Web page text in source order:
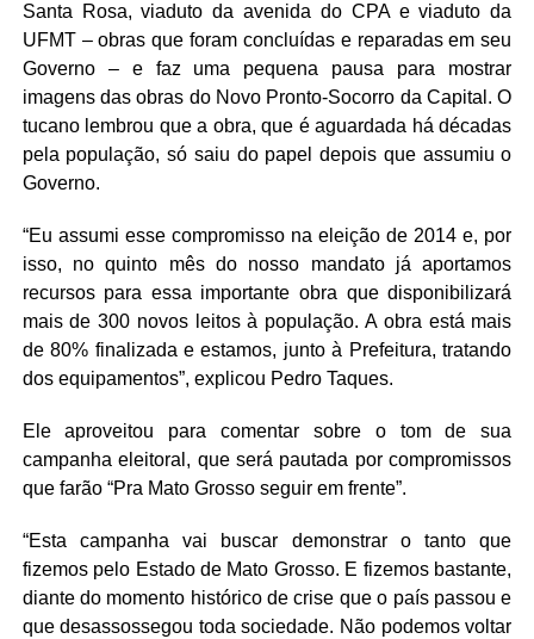
Santa Rosa, viaduto da avenida do CPA e viaduto da
UFMT – obras que foram concluídas e reparadas em seu
Governo – e faz uma pequena pausa para mostrar
imagens das obras do Novo Pronto-Socorro da Capital. O
tucano lembrou que a obra, que é aguardada há décadas
pela população, só saiu do papel depois que assumiu o
Governo.
“Eu assumi esse compromisso na eleição de 2014 e, por
isso, no quinto mês do nosso mandato já aportamos
recursos para essa importante obra que disponibilizará
mais de 300 novos leitos à população. A obra está mais
de 80% finalizada e estamos, junto à Prefeitura, tratando
dos equipamentos”, explicou Pedro Taques.
Ele aproveitou para comentar sobre o tom de sua
campanha eleitoral, que será pautada por compromissos
que farão “Pra Mato Grosso seguir em frente”.
“Esta campanha vai buscar demonstrar o tanto que
fizemos pelo Estado de Mato Grosso. E fizemos bastante,
diante do momento histórico de crise que o país passou e
que desassossegou toda sociedade. Não podemos voltar